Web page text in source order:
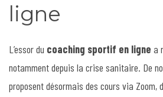
ligne
L’essor du coaching sportif en ligne a
notamment depuis la crise sanitaire. De
proposent désormais des cours via Zoom,